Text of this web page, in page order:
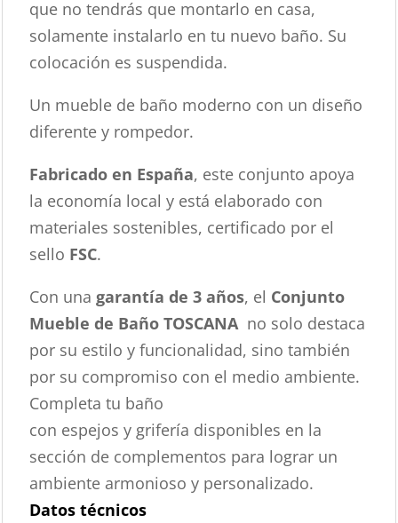
que no tendrás que montarlo en casa,
solamente instalarlo en tu nuevo baño. Su
colocación es suspendida.
Un mueble de baño moderno con un diseño
diferente y rompedor.
Fabricado en España, este conjunto apoya
la economía local y está elaborado con
materiales sostenibles, certificado por el
sello FSC.
Con unagarantía de 3 años, el Conjunto
Mueble de Baño TOSCANA no solo destaca
por su estilo y funcionalidad, sino también
por su compromiso con el medio ambiente.
Completa tu baño
con espejos y grifería disponibles en la
sección de complementos para lograr un
ambiente armonioso y personalizado.
Datos técnicos